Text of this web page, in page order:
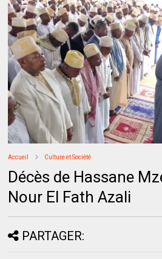
Accueil Culture et Société
Décès de Hassane
Nour El Fath Azali
PARTAGER: